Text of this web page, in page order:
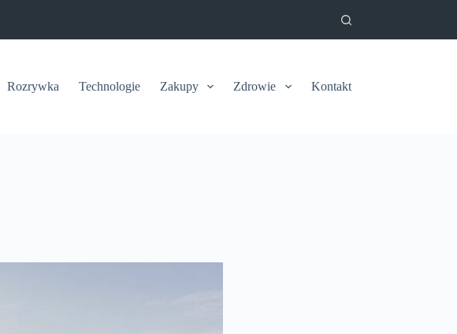
Rozrywka Technologie Zakupy Zdrowie Kontakt